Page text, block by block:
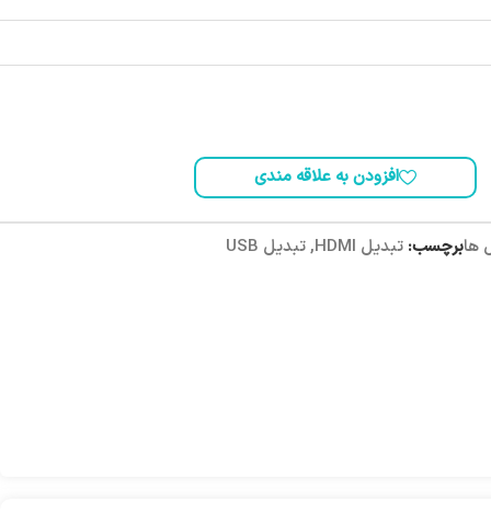
افزودن به علاقه مندی
هابرچسب: تبدیل HDMI ,تبدیل USB